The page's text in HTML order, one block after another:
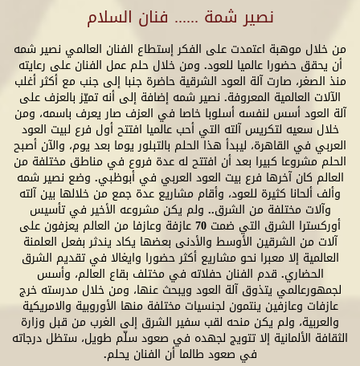
نصير شمة ...... فنان السلام
من خلال موهبة اعتمدت على الفكر إستطاع الفنان العالمي نصير شمه
أن يحقق حضورا عالميا للعود. ومن خلال حلم عمل الفنان على رعايته
منذ الصغر، صارت آلة العود الشرقية حاضرة جنبا إلى جنب مع أكثر أغلب
الآلات العالمية المعروفة. نصير شمه إضافة إلى أنه تميّز بالعزف على
آلة العود أسس لنفسه أسلوبا خاصا في العزف صار يعرف باسمه، ومن
خلال سعيه لتكريس آلته التي أحب عالميا افتتح أول فرع لبيت العود
العربي في القاهرة، ليبدأ هذا الحلم بالتبلور يوما بعد يوم، والآن أصبح
الحلم مشروعا كبيرا بعد أن افتتح له عدة فروع في مناطق مختلفة من
العالم كان آخرها فرع بيت العود العربي في أبوظبي. وضع نصير شمه
وألف ألحانا كثيرة للعود، وأقام مشاريع عدة جمع من خلالها بين آلته
وآلات مختلفة من الشرق.. ولم يكن مشروعه الأخير في تأسيس
أوركسترا الشرق التي ضمت 70 عازفة وعازفا من العالم يعزفون على
آلات من الشرقين الأوسط والأدنى بعضها يكاد يندثر بفعل العلمنة
العالمية إلا معبرا نحو مشاريع أكثر حضورا وايغالا في تقديم الشرق
الحضاري. قدم الفنان حفلاته في مختلف بقاع العالم، وأسس
لجمهورعالمي يتذوق آلة العود ويبحث عنها، ومن خلال مدرسته خرج
عازفات وعازفين ينتمون لجنسيات مختلفة منها الأوروبية والامريكية
والعربية، ولم يكن منحه لقب سفير الشرق إلى الغرب من قبل وزارة
الثقافة الألمانية إلا تتويج لجهده في صعود سلّم طويل، ستظل درجاته
في صعود طالما أن الفنان يحلم.